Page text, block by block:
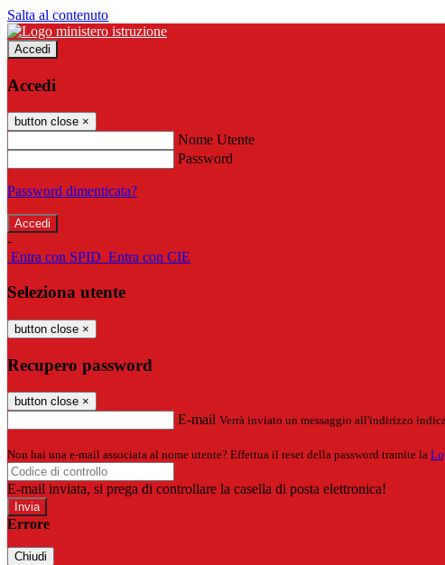
Salta al contenuto
Accedi
Accedi
button close ×
Nome Utente
Password
Password dimenticata?
-
Entra con SPID Entra con CIE
Seleziona utente
button close ×
Recupero password
button close ×
E-mail Verrà inviato un messaggio all'indirizzo
Non hai una e-mail associata al nome utente? Effettua il reset della password tramite la
E-mail inviata, si prega di controllare la casella di posta elettronica!
Errore
Chiudi